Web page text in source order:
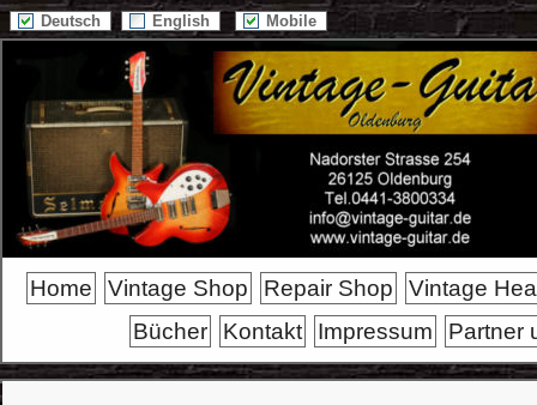
Deutsch English Mobile
Home Vintage Shop Repair Shop
Vintage
Bücher
Kontakt Impressum Partner